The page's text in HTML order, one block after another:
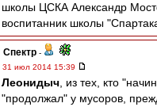
школы ЦСКА Александр
воспитанник школы
Спектр -
31 июл 2014 15:39
Леонидыч , из тех, кто
"продолжал" у мусоров,